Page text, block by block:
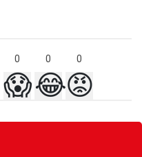
0 0 0
😱😂😡